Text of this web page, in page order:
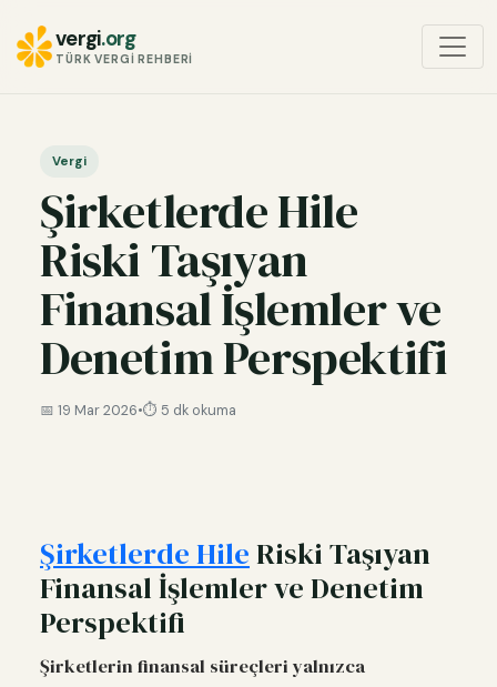
vergi.org
TÜRK VERGI REHBERI
Vergi
Şirketlerde Hile
Riski Taşıyan
Finansal İşlemler ve
Denetim Perspektifi
📅 19 Mar 2026•⏱️ 5 dk okuma
Şirketlerde HileRiski Taşıyan
Finansal İşlemler ve Denetim
Perspektifi
Şirketlerin finansal süreçleri yalnızca